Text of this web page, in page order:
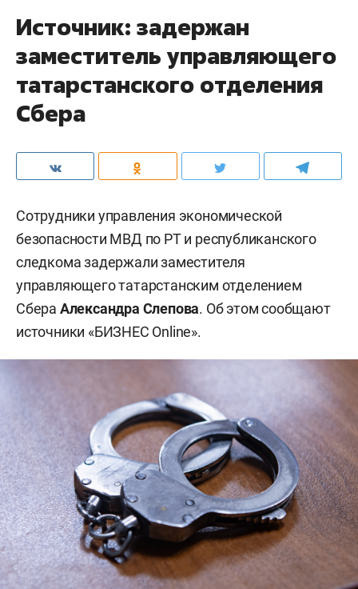
Источник: задержан
заместитель управляющего
татарстанского отделения
Сбера
Сотрудники управления экономической
безопасности МВД по РТ и республиканского
следкома задержали заместителя
управляющего татарстанским отделением
Сбера Александра Слепова. Об этом сообщают
источники «БИЗНЕС Online».